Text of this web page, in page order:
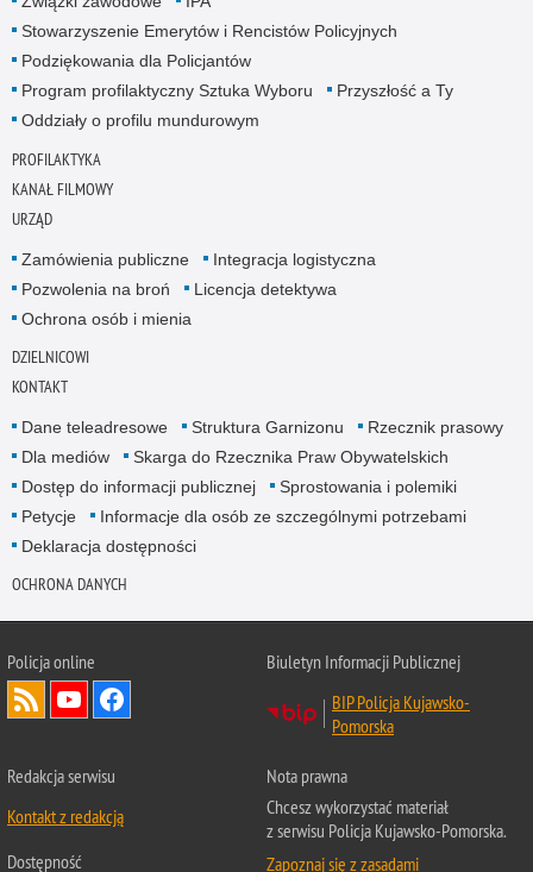
Stowarzyszenie Emerytów i Rencistów Policyjnych
Podziękowania dla Policjantów
Program profilaktyczny Sztuka Wyboru
Przyszłość a Ty
Oddziały o profilu mundurowym
PROFILAKTYKA
KANAŁ FILMOWY
URZĄD
Zamówienia publiczne
Integracja logistyczna
Pozwolenia na broń
Licencja detektywa
Ochrona osób i mienia
DZIELNICOWI
KONTAKT
Dane teleadresowe Struktura Garnizonu
Rzecznik prasowy
Dla mediów
Skarga do Rzecznika Praw Obywatelskich
Dostęp do informacji publicznej
Sprostowania i polemiki
Petycje
Informacje dla osób ze szczególnymi potrzebami
Deklaracja dostępności
OCHRONA DANYCH
Policja online
Biuletyn Informacji Publicznej
BIP Policja Kujawsko-
Pomorska
Redakcja serwisu
Kontakt z redakcją
Dostępność
Nota prawna
Chcesz wykorzystać materiał
z serwisu Policja Kujawsko-Pomorska.
Zapoznaj się z zasadami